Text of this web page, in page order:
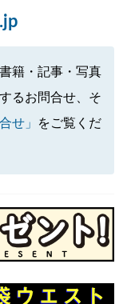
籍・記事・写真
るお問合せ、そ
せ」
をご覧くだ